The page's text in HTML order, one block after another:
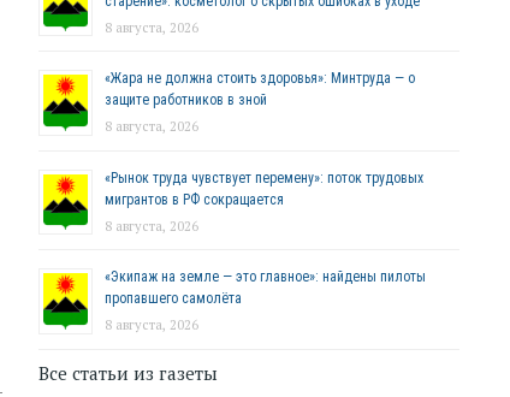
8 августа, 2026
«Жара не должна стоить здоровья»: Минтруда — о
защите работников в зной
8 августа, 2026
«Рынок труда чувствует перемену»: поток трудовых
мигрантов в РФ сокращается
8 августа, 2026
«Экипаж на земле — это главное»: найдены пилоты
пропавшего самолёта
8 августа, 2026
Все статьи из газеты